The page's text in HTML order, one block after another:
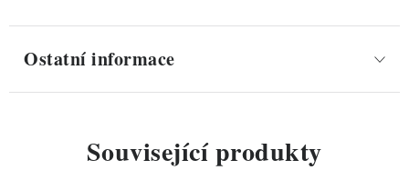
Ostatní informace
Související produkty